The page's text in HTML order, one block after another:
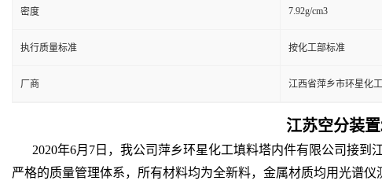
密度 7.92g/cm3
执行质量标准 按化工部标准
厂商 江西省萍乡市环星化
江苏空分装
2020年6月7日，我公司萍乡环星化工填料塔内件有限公司接
严格的质量管理体系，所有材料均为全新料，金属材质均用光谱